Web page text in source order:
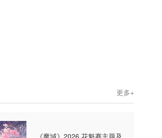
更多+
《魔域》2026 花魁赛主题及